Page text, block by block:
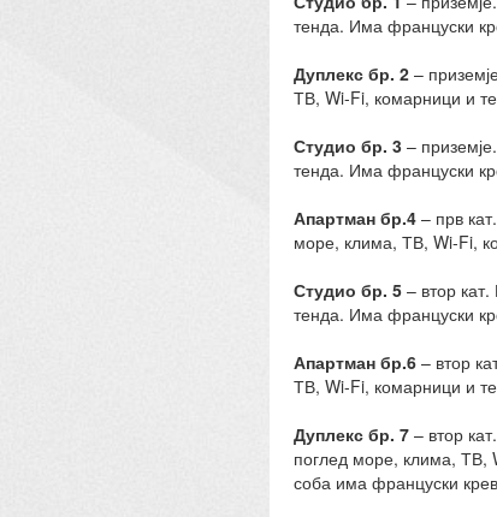
тенда. Има француски
Дуплекс бр. 2–
ТВ, Wi-Fi, комарници и
Студио бр. 3–
тенда. Има француски
Апартман бр.4– прв
море, клима, ТВ, Wi-Fi,
Студио бр. 5– втор кат.
тенда. Има француски
Апартман бр.6– втор
ТВ, Wi-Fi, комарници и
Дуплекс бр. 7– втор
поглед море, клима, ТВ,
соба има француски